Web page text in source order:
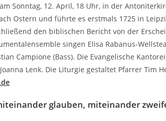
Sonntag, 12. April, 18 Uhr, in der
Ostern und führte es erstmals 1725 in
den biblischen Bericht von der
singen Elisa Rabanus-
Campione (Bass). Die Evangelische
Lenk. Die Liturgie gestaltet Pfarrer Tim
glauben, miteinander